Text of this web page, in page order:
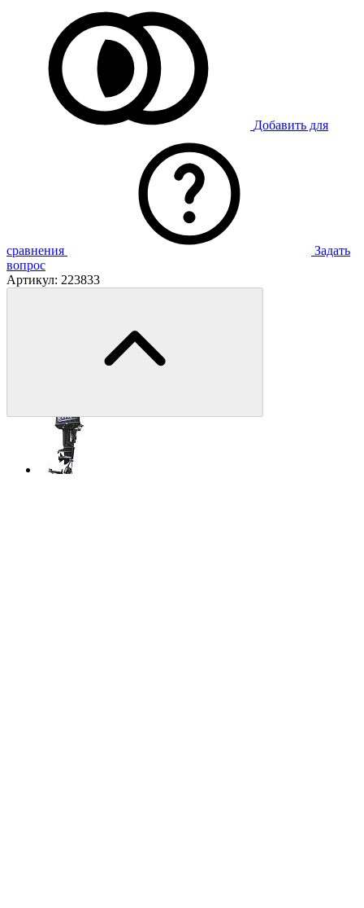
Добавить для
сравнения
Задать
вопрос
Артикул: 223833